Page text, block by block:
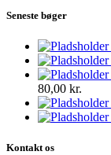
Seneste bøger
80,00 kr.
Kontakt os